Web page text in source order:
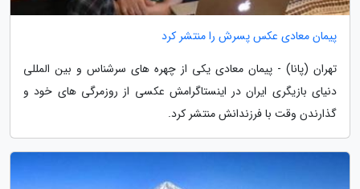
پیمان معادی عکس پسرش را منتشر کرد
تهران (پانا) - پیمان معادی یکی از چهره های سرشناس و بین المللی
دنیای بازیگری ایران در اینستاگرامش عکسی از روزمرگی های خود و
گذارندن وقت با فرزندانش منتشر کرد.